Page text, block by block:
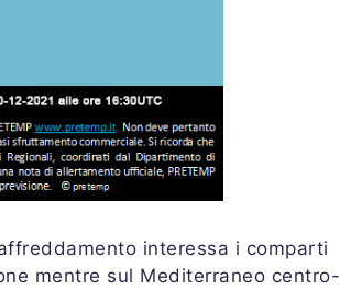
interessa i comparti
mentre sul Mediterraneo centro-